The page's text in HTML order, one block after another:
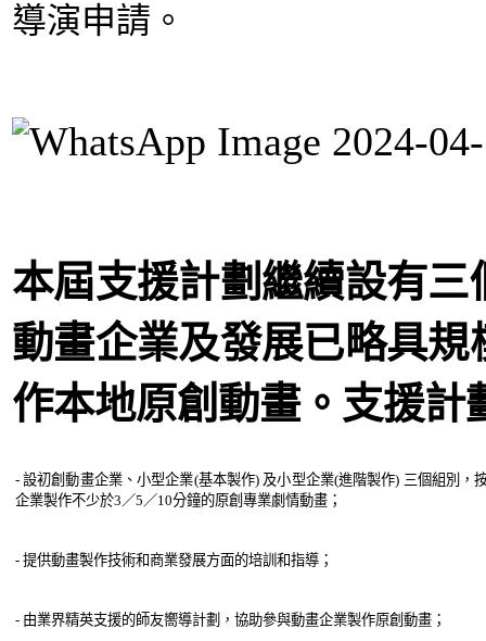
導演申請。
本屆支援計劃繼續設有
動畫企業及發展已略具規
作本地原創動畫。 支援計
- 設初創動畫企業、小型企業(基本製作) 及小型企業(進階製作) 三個組別，
企業製作不少於3／5／10分鐘的原創專業劇情動畫；
- 提供動畫製作技術和商業發展方面的培訓和指導；
- 由業界精英支援的師友嚮導計劃，協助參與動畫企業製作原創動畫；